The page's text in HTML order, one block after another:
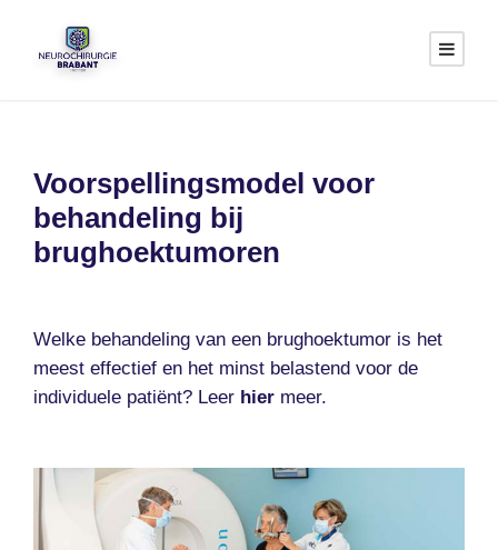
Voorspellingsmodel voor
behandeling bij
brughoektumoren
Welke behandeling van een brughoektumor is het
meest effectief en het minst belastend voor de
individuele patiënt? Leer hier meer.